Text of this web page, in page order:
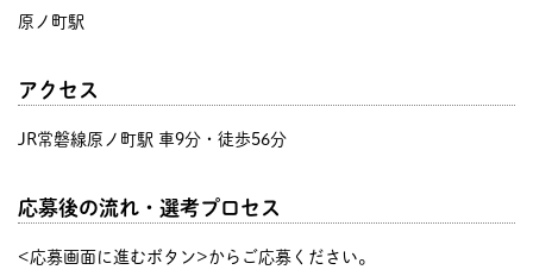
原ノ町駅
アクセス
JR常磐線原ノ町駅 車9分・徒歩56分
応募後の流れ・選考プロセス
<応募画面に進むボタン>からご応募ください。